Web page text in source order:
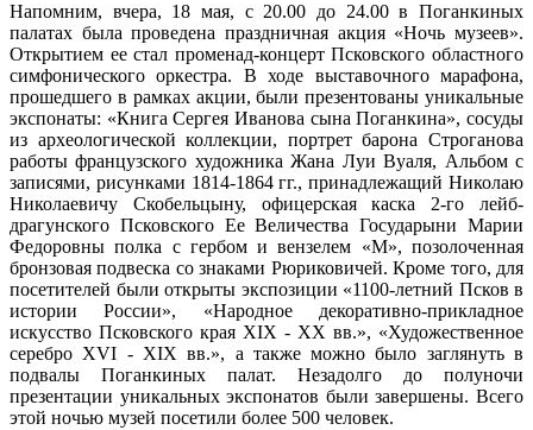
Напомним, вчера, 18 мая, с 20.00 до 24.00 в Поганкиных
палатах была проведена праздничная акция «Ночь музеев».
Открытием ее стал променад-концерт Псковского областного
симфонического оркестра. В ходе выставочного марафона,
прошедшего в рамках акции, были презентованы уникальные
экспонаты: «Книга Сергея Иванова сына Поганкина», сосуды
из археологической коллекции, портрет барона Строганова
работы французского художника Жана Луи Вуаля, Альбом с
записями, рисунками 1814-1864 гг., принадлежащий Николаю
Николаевичу Скобельцыну, офицерская каска 2-го лейб-
драгунского Псковского Ее Величества Государыни Марии
Федоровны полка с гербом и вензелем «М», позолоченная
бронзовая подвеска со знаками Рюриковичей. Кроме того, для
посетителей были открыты экспозиции «1100-летний Псков в
истории России», «Народное декоративно-прикладное
искусство Псковского края XIX - XX вв.», «Художественное
серебро XVI - XIX вв.», а также можно было заглянуть в
подвалы Поганкиных палат. Незадолго до полуночи
презентации уникальных экспонатов были завершены. Всего
этой ночью музей посетили более 500 человек.